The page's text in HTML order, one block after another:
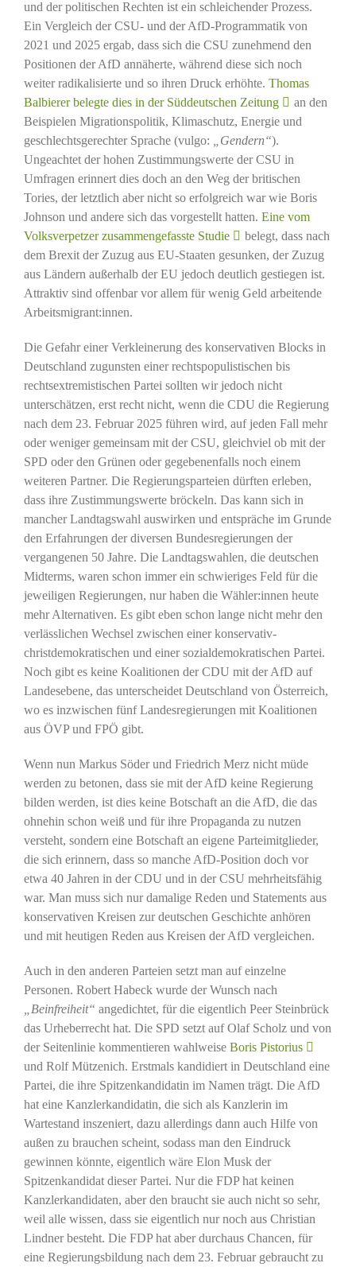
und der politischen Rechten ist ein schleichender Prozess.
Ein Vergleich der CSU- und der AfD-Programmatik von
2021 und 2025 ergab, dass sich die CSU zunehmend den
Positionen der AfD annäherte, während diese sich noch
weiter radikalisierte und so ihren Druck erhöhte. Thomas
Balbierer belegte dies in der Süddeutschen Zeitung
an den
Beispielen Migrationspolitik, Klimaschutz, Energie und
geschlechtsgerechter Sprache (vulgo:
„Gendern“).
Ungeachtet der hohen Zustimmungswerte der CSU in
Umfragen erinnert dies doch an den Weg der britischen
Tories, der letztlich aber nicht so erfolgreich war wie Boris
Johnson und andere sich das vorgestellt hatten. Eine vom
Volksverpetzer zusammengefasste Studie
belegt, dass nach
dem Brexit der Zuzug aus EU-Staaten gesunken, der Zuzug
aus Ländern außerhalb der EU jedoch deutlich gestiegen ist.
Attraktiv sind offenbar vor allem für wenig Geld arbeitende
Arbeitsmigrant:innen.
Die Gefahr einer Verkleinerung des konservativen Blocks in
Deutschland zugunsten einer rechtspopulistischen bis
rechtsextremistischen Partei sollten wir jedoch nicht
unterschätzen, erst recht nicht, wenn die CDU die Regierung
nach dem 23. Februar 2025 führen wird, auf jeden Fall mehr
oder weniger gemeinsam mit der CSU, gleichviel ob mit der
SPD oder den Grünen oder gegebenenfalls noch einem
weiteren Partner. Die Regierungsparteien dürften erleben,
dass ihre Zustimmungswerte bröckeln. Das kann sich in
mancher Landtagswahl auswirken und entspräche im Grunde
den Erfahrungen der diversen Bundesregierungen der
vergangenen 50 Jahre. Die Landtagswahlen, die deutschen
Midterms, waren schon immer ein schwieriges Feld für die
jeweiligen Regierungen, nur haben die Wähler:innen heute
mehr Alternativen. Es gibt eben schon lange nicht mehr den
verlässlichen Wechsel zwischen einer konservativ-
christdemokratischen und einer sozialdemokratischen Partei.
Noch gibt es keine Koalitionen der CDU mit der AfD auf
Landesebene, das unterscheidet Deutschland von Österreich,
wo es inzwischen fünf Landesregierungen mit Koalitionen
aus ÖVP und FPÖ gibt.
Wenn nun Markus Söder und Friedrich Merz nicht müde
werden zu betonen, dass sie mit der AfD keine Regierung
bilden werden, ist dies keine Botschaft an die AfD, die das
ohnehin schon weiß und für ihre Propaganda zu nutzen
versteht, sondern eine Botschaft an eigene Parteimitglieder,
die sich erinnern, dass so manche AfD-Position doch vor
etwa 40 Jahren in der CDU und in der CSU mehrheitsfähig
war. Man muss sich nur damalige Reden und Statements aus
konservativen Kreisen zur deutschen Geschichte anhören
und mit heutigen Reden aus Kreisen der AfD vergleichen.
Auch in den anderen Parteien setzt man auf einzelne
Personen. Robert Habeck wurde der Wunsch nach
„Beinfreiheit“ angedichtet, für die eigentlich Peer Steinbrück
das Urheberrecht hat. Die SPD setzt auf Olaf Scholz und von
der Seitenlinie kommentieren wahlweise Boris Pistorius
und Rolf Mützenich. Erstmals kandidiert in Deutschland eine
Partei, die ihre Spitzenkandidatin im Namen trägt. Die AfD
hat eine Kanzlerkandidatin, die sich als Kanzlerin im
Wartestand inszeniert, dazu allerdings dann auch Hilfe von
außen zu brauchen scheint, sodass man den Eindruck
gewinnen könnte, eigentlich wäre Elon Musk der
Spitzenkandidat dieser Partei. Nur die FDP hat keinen
Kanzlerkandidaten, aber den braucht sie auch nicht so sehr,
weil alle wissen, dass sie eigentlich nur noch aus Christian
Lindner besteht. Die FDP hat aber durchaus Chancen, für
eine Regierungsbildung nach dem 23. Februar gebraucht zu